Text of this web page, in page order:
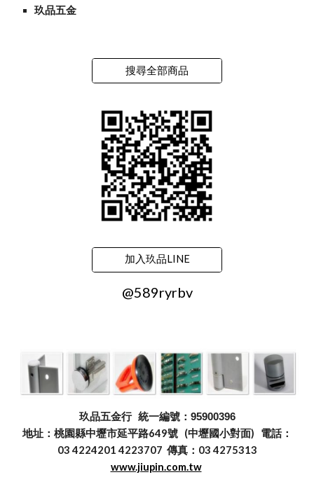
玖品五金
搜尋全部商品
加入玖品LINE
@589ryrbv
玖品五金行 統一編號：95900396
地址：桃園縣中壢市延平路649號 (中壢國小對面) 電話：
03 4224201 4223707 傳真：03 4275313
www.jiupin.com.tw